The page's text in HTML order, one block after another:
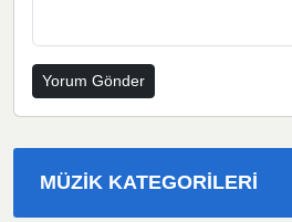
MÜZIK KATEGORILERI